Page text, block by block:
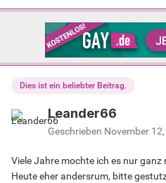
Dies ist ein beliebter Beitrag.
Leander66
Geschrieben November
Viele Jahre mochte ich es nur
Heute eher andersrum, bitte